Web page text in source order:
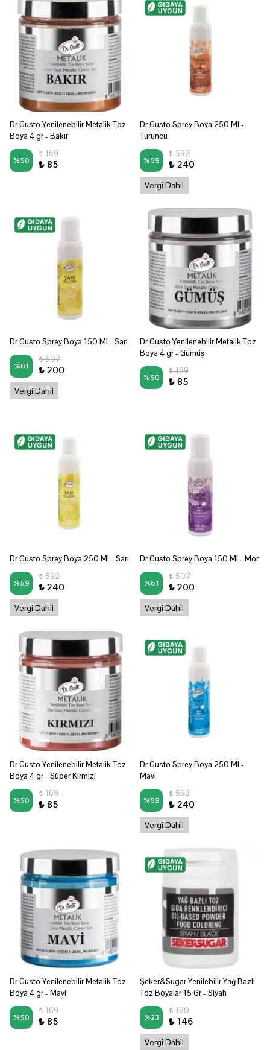
Dr Gusto Yenilenebilir Metalik Toz
Boya 4 gr - Bakır
%50
₺ 169
₺ 85
Dr Gusto Sprey Boya 250 Ml -
Turuncu
%59
₺ 592
₺ 240
Vergi Dahil
Dr Gusto Sprey Boya 150 Ml - Sarı
%61
₺ 507
₺ 200
Vergi Dahil
Dr Gusto Yenilenebilir Metalik Toz
Boya 4 gr - Gümüş
%50
₺ 169
₺ 85
Dr Gusto Sprey Boya 250 Ml - Sarı
%59
₺ 592
₺ 240
Vergi Dahil
Dr Gusto Sprey Boya 150 Ml - Mor
%61
₺ 507
₺ 200
Vergi Dahil
Dr Gusto Yenilenebilir Metalik Toz
Boya 4 gr - Süper Kırmızı
%50
₺ 169
₺ 85
Dr Gusto Sprey Boya 250 Ml -
Mavi
%59
₺ 592
₺ 240
Vergi Dahil
Dr Gusto Yenilenebilir Metalik Toz
Boya 4 gr - Mavi
%50
₺ 169
₺ 85
Şeker&Sugar Yenilebilir Yağ Bazlı
Toz Boyalar 15 Gr - Siyah
%23
₺ 190
₺ 146
Vergi Dahil